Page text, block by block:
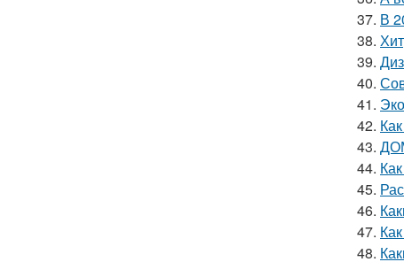
37. В
38.
39.
40.
41.
42.
43.
44.
45.
46.
47.
48.